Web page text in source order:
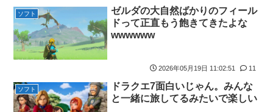
【画像あり】ロピアのパワー全開おにぎり「444円」がコチラｗ
ｗｗｗｗ
【NMB48】坂下真心期待できそう
賀喜遥香 ｢さくちゃんはちいかわ｣ 遠藤さくら ｢かっきーはハチワ
ソフト
ゼルダの大自然ばかりのフィール
ドって正直もう飽きてきたよな
wwwwww
2026年05月19日 11:02:51 11
ソフト
ドラクエ7面白いじゃん。みんな
と一緒に旅してるみたいで楽しい